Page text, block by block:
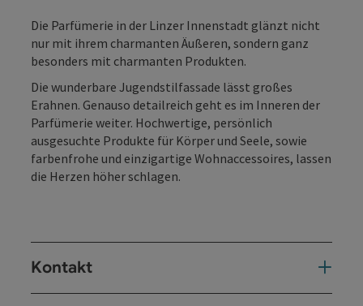
Die Parfümerie in der Linzer Innenstadt glänzt nicht
nur mit ihrem charmanten Äußeren, sondern ganz
besonders mit charmanten Produkten.
Die wunderbare Jugendstilfassade lässt großes
Erahnen. Genauso detailreich geht es im Inneren der
Parfümerie weiter. Hochwertige, persönlich
ausgesuchte Produkte für Körper und Seele, sowie
farbenfrohe und einzigartige Wohnaccessoires, lassen
die Herzen höher schlagen.
Kontakt